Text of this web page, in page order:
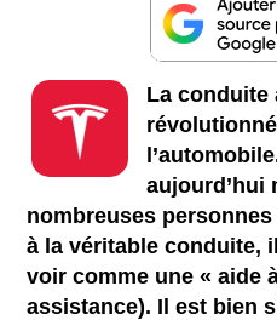
La conduite
aujourd’hui
nombreuses
à la véritable conduite,
voir comme une « aide
assistance). Il est bien